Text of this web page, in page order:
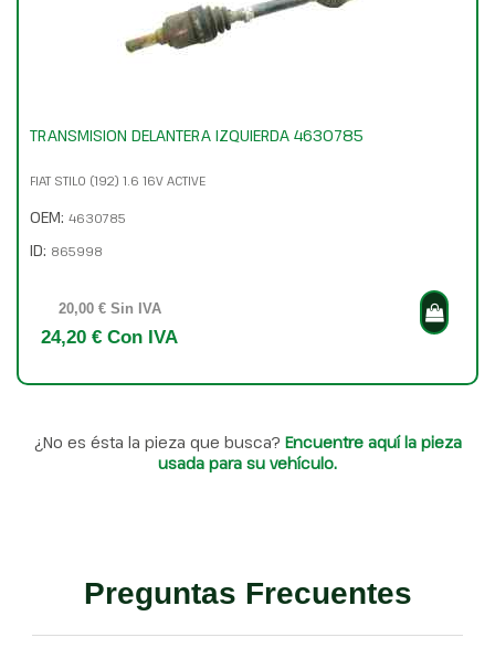
TRANSMISION DELANTERA IZQUIERDA 4630785
FIAT STILO (192) 1.6 16V ACTIVE
OEM: 4630785
ID: 865998
20,00 € Sin IVA
24,20 € Con IVA
¿No es ésta la pieza que busca? Encuentre aquí la pieza
usada para su vehículo.
Preguntas Frecuentes